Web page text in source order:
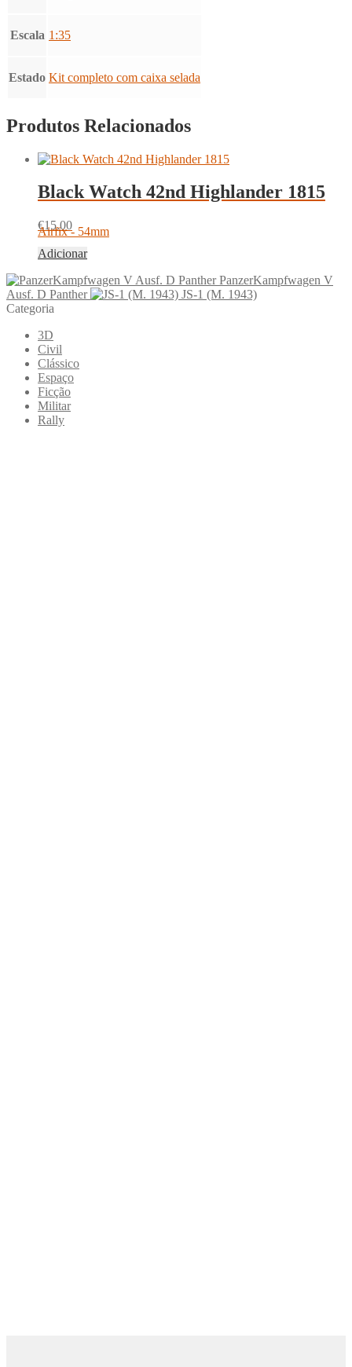
Escala 1:35
Estado Kit completo com caixa selada
Produtos Relacionados
Black Watch 42nd Highlander 1815
€15.00
Airfix - 54mm
Adicionar
PanzerKampfwagen V
Ausf. D Panther
JS-1 (M. 1943)
Categoria
3D
Civil
Clássico
Espaço
Ficção
Militar
Rally